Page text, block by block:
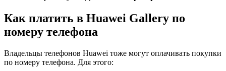
Как платить в Huawei Gallery по
номеру телефона
Владельцы телефонов Huawei тоже могут оплачивать покупки
по номеру телефона. Для этого: